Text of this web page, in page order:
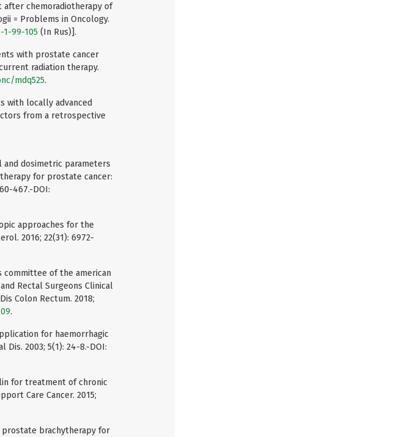
after chemoradiotherapy of
= Problems in Oncology.
99-105 (In Rus)].
with prostate cancer
radiation therapy.
mdq525.
with locally advanced
from a retrospective
and dosimetric parameters
for prostate cancer:
467.-DOI:
approaches for the
2016; 22(31): 6972-
committee of the american
Rectal Surgeons Clinical
Colon Rectum. 2018;
.
for haemorrhagic
2003; 5(1): 24-8.-DOI:
for treatment of chronic
Care Cancer. 2015;
prostate brachytherapy for